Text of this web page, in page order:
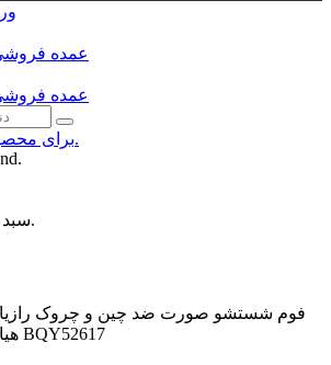
برای محصولات بیشتر کلیک کنید.
سبد خرید شما خالی است.
فوم شستشو صورت ضد چین و چروک
هیالورونیک بیوآکوا BQY52617